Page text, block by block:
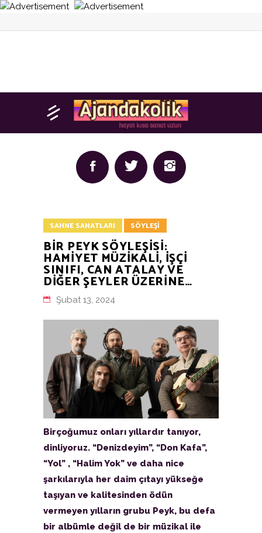
SAHNE SANATLARI SÖYLEŞI
BİR PEYK SÖYLEŞİSİ:
HAMİYET MÜZİKALİ, İŞÇİ
SINIFI, CAN ATALAY VE
DİĞER ŞEYLER ÜZERİNE…
Şubat 13, 2024
Birçoğumuz onları yıllardır tanıyor,
dinliyoruz. “Denizdeyim”, “Don Kafa”,
“Yol” , “Halim Yok” ve daha nice
şarkılarıyla her daim çıtayı yükseğe
taşıyan ve kalitesinden ödün
vermeyen yılların grubu Peyk, bu defa
bir albümle değil de bir müzikal ile